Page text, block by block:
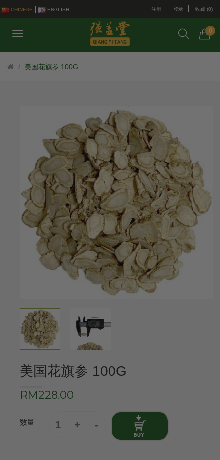
CHINESE ENGLISH 注册 登录 收藏 (0)
0
美国花旗参 100G
美国花旗参 100G
RM228.00
数量